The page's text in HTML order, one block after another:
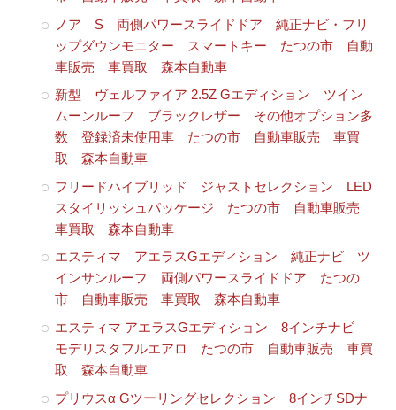
ノア S 両側パワースライドドア 純正ナビ・フリ
ップダウンモニター スマートキー たつの市 自動
車販売 車買取 森本自動車
新型 ヴェルファイア 2.5Z Gエディション ツイン
ムーンルーフ ブラックレザー その他オプション多
数 登録済未使用車 たつの市 自動車販売 車買
取 森本自動車
フリードハイブリッド ジャストセレクション LED
スタイリッシュパッケージ たつの市 自動車販売
車買取 森本自動車
エスティマ アエラスGエディション 純正ナビ ツ
インサンルーフ 両側パワースライドドア たつの
市 自動車販売 車買取 森本自動車
エスティマ アエラスGエディション 8インチナビ
モデリスタフルエアロ たつの市 自動車販売 車買
取 森本自動車
プリウスα Gツーリングセレクション 8インチSDナ